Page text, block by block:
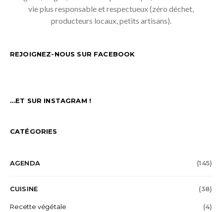
vie plus responsable et respectueux (zéro déchet,
producteurs locaux, petits artisans).
REJOIGNEZ-NOUS SUR FACEBOOK
…ET SUR INSTAGRAM !
CATÉGORIES
AGENDA (145)
CUISINE (38)
Recette végétale
(4)